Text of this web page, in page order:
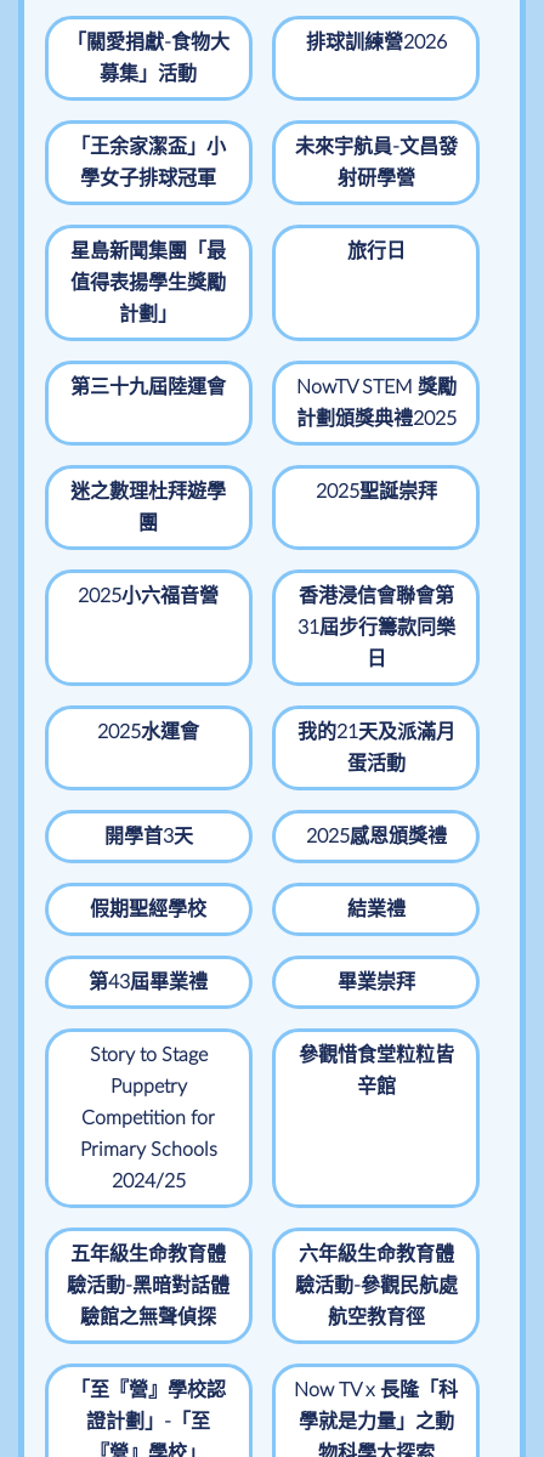
「關愛捐獻-食物大
募集」活動
排球訓練營2026
「王余家潔盃」小
學女子排球冠軍
未來宇航員-文昌發
射研學營
星島新聞集團「最
值得表揚學生獎勵
計劃」
旅行日
第三十九屆陸運會
NowTV STEM 獎勵
計劃頒獎典禮2025
迷之數理杜拜遊學
團
2025聖誕崇拜
2025小六福音營
香港浸信會聯會第
31屆步行籌款同樂
日
2025水運會
我的21天及派滿月
蛋活動
開學首3天 2025感恩頒獎禮
假期聖經學校 結業禮
第43屆畢業禮 畢業崇拜
Story to Stage
Puppetry
Competition for
Primary Schools
2024/25
參觀惜食堂粒粒皆
辛館
五年級生命教育體
驗活動-黑暗對話體
驗館之無聲偵探
六年級生命教育體
驗活動-參觀民航處
航空教育徑
「至『營』學校認
證計劃」-「至
Now TV x 長隆「科
學就是力量」之動